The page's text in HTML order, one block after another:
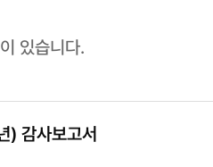
있습니다.
감사보고서